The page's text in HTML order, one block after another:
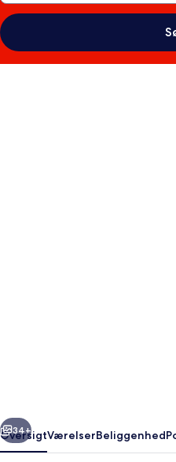
Næste
34+
OversigtVærelserBeliggenhed